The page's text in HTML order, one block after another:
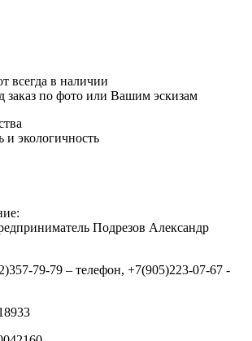
всегда в наличии
заказ по фото или Вашим эскизам
и экологичность
Подрезов Александр
79-79 – телефон, +7(905)223-07-67 -